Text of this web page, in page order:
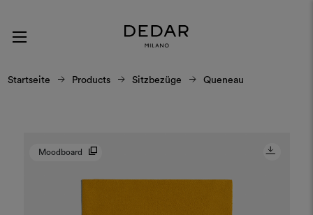
Startseite Products Sitzbezüge Queneau
Moodboard